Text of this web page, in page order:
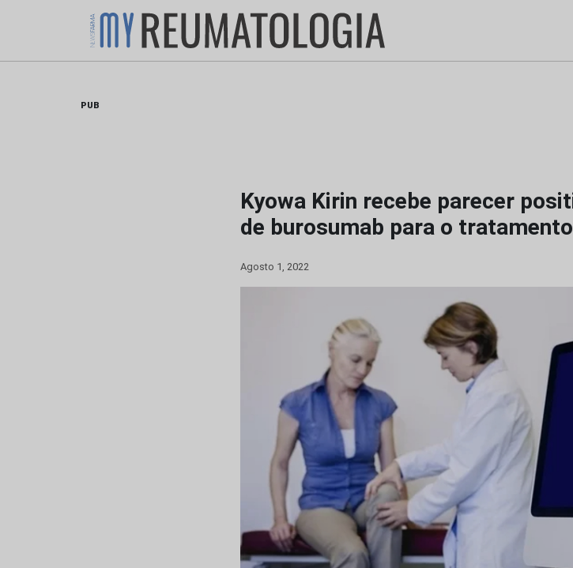
PUB
Kyowa Kirin recebe parecer
de burosumab para o
Agosto 1, 2022